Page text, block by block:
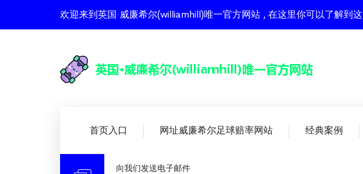
欢迎来到英国·威廉希尔(williamhill)唯一官方网站 , 在这里你可以了解到
首页入口 网址威廉希尔足球赔率网站 经典案例
向我们发送电子邮件